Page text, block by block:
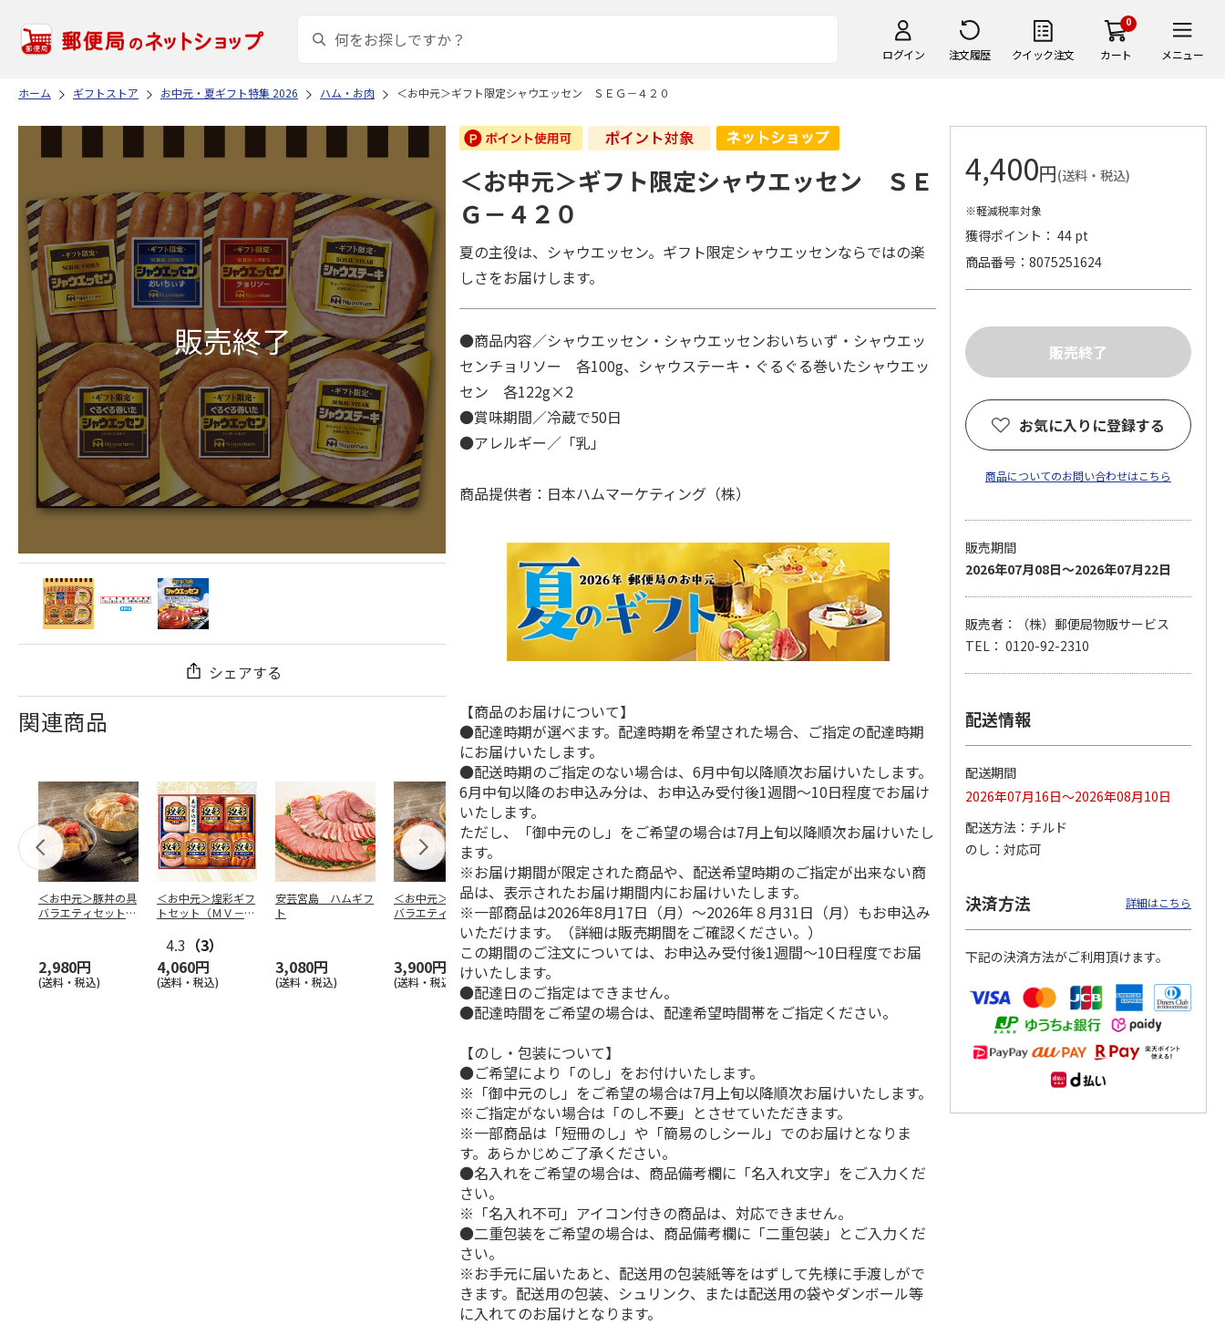
ログイン 注文履歴 クイック注文
0
カート メニュー
ホーム ギフトストア お中元・夏ギフト特集 2026 ハム・お肉 ＜お中元＞ギフト限定シャウエッセン ＳＥＧ－４２０
シェアする
関連商品
＜お中元＞豚丼の具
バラエティセット
2,980円
(送料・税込)
＜お中元＞煌彩ギフ
トセット（ＭＶ－５
4.3 （3）
4,060円
(送料・税込)
安芸宮島 ハムギフ
ト
3,080円
(送料・税込)
＜お中元＞豚丼の具
バラエティセット
3,900円
(送料・税込)
＜お中元＞【冷凍】
６種類のお肉ソムリ
エアソートＢＯＸ
5,980円
(送料・税込)
＜お中元＞やまがた
雪豚ロースみそ漬７
０ｇ×６
5.0（1）
3,780円
＜お中元＞モクモ
ク 原形ベーコンと
ソーセージセット
3,240円
【冷凍】北海道直送
北海道帯広の繁盛
3,980円
＜お中元＞やまがた
雪豚ロースみそ漬７
０ｇ×５
3,240円
＜お中元＞＜帯広
豚丼一番＞特上豚丼
の具３種セット
4,980円
(送料・税込)
＜お中元＞ギフト限定シャウエッセン ＳＥ
Ｇ－４２０
夏の主役は、シャウエッセン。ギフト限定シャウエッセンならではの楽
しさをお届けします。
●商品内容／シャウエッセン・シャウエッセンおいちぃず・シャウエッ
センチョリソー 各100g、シャウステーキ・ぐるぐる巻いたシャウエッ
セン 各122g×2
●賞味期間／冷蔵で50日
●アレルギー／「乳」
商品提供者：日本ハムマーケティング（株）
【商品のお届けについて】
●配達時期が選べます。配達時期を希望された場合、ご指定の配達時期
にお届けいたします。
●配送時期のご指定のない場合は、6月中旬以降順次お届けいたします。
6月中旬以降のお申込み分は、お申込み受付後1週間～10日程度でお届け
いたします。
ただし、「御中元のし」をご希望の場合は7月上旬以降順次お届けいたし
ます。
※お届け期間が限定された商品や、配送希望時期のご指定が出来ない商
品は、表示されたお届け期間内にお届けいたします。
※一部商品は2026年8月17日（月）～2026年８月31日（月）もお申込み
いただけます。（詳細は販売期間をご確認ください。）
この期間のご注文については、お申込み受付後1週間～10日程度でお届
けいたします。
●配達日のご指定はできません。
●配達時間をご希望の場合は、配達希望時間帯をご指定ください。
【のし・包装について】
●ご希望により「のし」をお付けいたします。
※「御中元のし」をご希望の場合は7月上旬以降順次お届けいたします。
※ご指定がない場合は「のし不要」とさせていただきます。
※一部商品は「短冊のし」や「簡易のしシール」でのお届けとなりま
す。あらかじめご了承ください。
●名入れをご希望の場合は、商品備考欄に「名入れ文字」をご入力くだ
さい。
※「名入れ不可」アイコン付きの商品は、対応できません。
●二重包装をご希望の場合は、商品備考欄に「二重包装」とご入力くだ
さい。
※お手元に届いたあと、配送用の包装紙等をはずして先様に手渡しがで
きます。配送用の包装、シュリンク、または配送用の袋やダンボール等
に入れてのお届けとなります。
4,400円(送料・税込)
※軽減税率対象
獲得ポイント： 44 pt
商品番号
8075251624
お気に入りに登録する
商品についてのお問い合わせはこちら
販売期間
2026年07月08日～2026年07月22日
販売者：（株）郵便局物販サービス
TEL： 0120-92-2310
配送情報
配送期間
2026年07月16日～2026年08月10日
配送方法
チルド
のし
対応可
決済方法 詳細はこちら
下記の決済方法がご利用頂けます。